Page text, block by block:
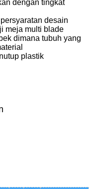
dengan tingkat
desain
meja multi blade
dimana tubuh yang
plastik